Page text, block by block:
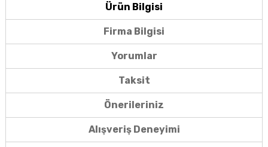
Ürün Bilgisi
Firma Bilgisi
Yorumlar
Taksit
Önerileriniz
Alışveriş Deneyimi